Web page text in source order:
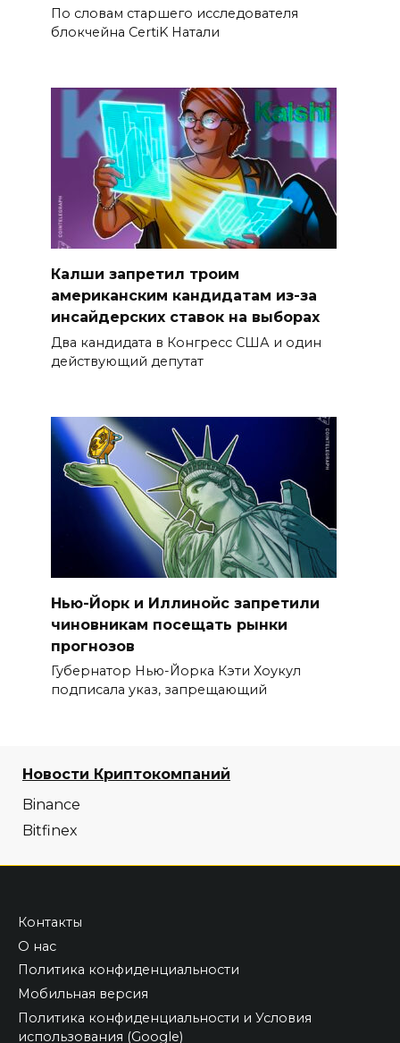
По словам старшего исследователя
блокчейна CertiK Натали
Калши запретил троим
американским кандидатам из-за
инсайдерских ставок на выборах
Два кандидата в Конгресс США и один
действующий депутат
Нью-Йорк и Иллинойс запретили
чиновникам посещать рынки
прогнозов
Губернатор Нью-Йорка Кэти Хоукул
подписала указ, запрещающий
Новости Криптокомпаний
Binance
Bitfinex
Контакты
О нас
Политика конфиденциальности
Мобильная версия
Политика конфиденциальности и Условия
использования (Google)